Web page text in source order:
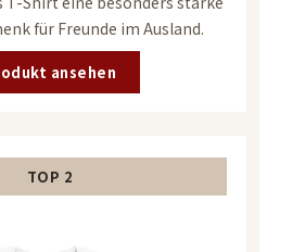
für Freunde im Ausland.
ansehen
TOP 2